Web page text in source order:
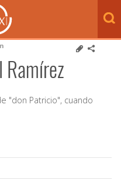
Ramírez
"don Patricio", cuando